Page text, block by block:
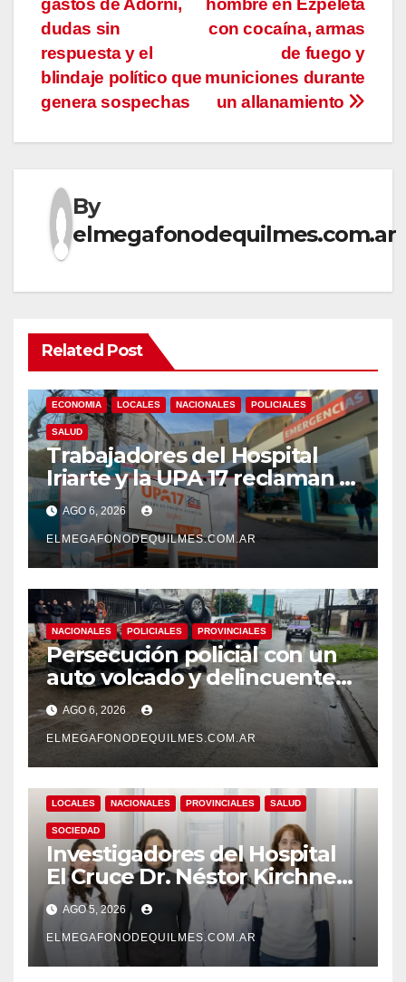
de
entradas
hombre en Ezpeleta
con cocaína, armas
de fuego y
municiones durante
un allanamiento
gastos de Adorni,
dudas sin
respuesta y el
blindaje político que
genera sospechas
By
elmegafonodequilmes.com.ar
Related Post
ECONOMIA LOCALES NACIONALES POLICIALES
SALUD
Trabajadores del Hospital
Iriarte y la UPA 17 reclaman el
pase a planta de becarios y
mejoras laborales
AGO 6, 2026
ELMEGAFONODEQUILMES.COM.AR
NACIONALES POLICIALES PROVINCIALES
Persecución policial con un
auto volcado y delincuentes
detenidos en San Francisco
Solano
AGO 6, 2026
ELMEGAFONODEQUILMES.COM.AR
LOCALES NACIONALES PROVINCIALES SALUD
SOCIEDAD
Investigadores del Hospital
El Cruce Dr. Néstor Kirchner
desarrollan un estudio
pionero sobre el
envejecimiento cerebral y las
demencias
AGO 5, 2026
ELMEGAFONODEQUILMES.COM.AR